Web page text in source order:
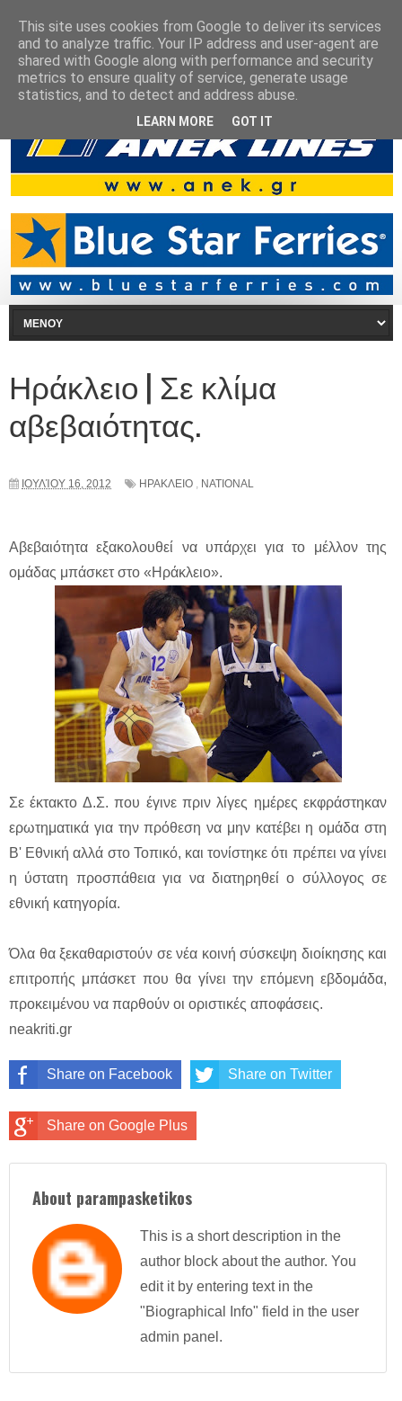
Ηράκλειο | Σε κλίμα
αβεβαιότητας.
ΙΟΥΛΊΟΥ 16, 2012 ΗΡΑΚΛΕΙΟ , NATIONAL
Αβεβαιότητα εξακολουθεί να υπάρχει για το μέλλον της
ομάδας μπάσκετ στο «Ηράκλειο».
Σε έκτακτο Δ.Σ. που έγινε πριν λίγες ημέρες εκφράστηκαν
ερωτηματικά για την πρόθεση να μην κατέβει η ομάδα στη
Β' Εθνική αλλά στο Τοπικό, και τονίστηκε ότι πρέπει να γίνει
η ύστατη προσπάθεια για να διατηρηθεί ο σύλλογος σε
εθνική κατηγορία.
Όλα θα ξεκαθαριστούν σε νέα κοινή σύσκεψη διοίκησης και
επιτροπής μπάσκετ που θα γίνει την επόμενη εβδομάδα,
προκειμένου να παρθούν οι οριστικές αποφάσεις.
neakriti.gr
Share on Facebook Share on Twitter
Share on Google Plus
About parampasketikos
This is a short description in the
author block about the author. You
edit it by entering text in the
"Biographical Info" field in the user
admin panel.
This site uses cookies from Google to deliver its services
and to analyze traffic. Your IP address and user-agent are
shared with Google along with performance and security
metrics to ensure quality of service, generate usage
statistics, and to detect and address abuse.
LEARN MORE GOT IT